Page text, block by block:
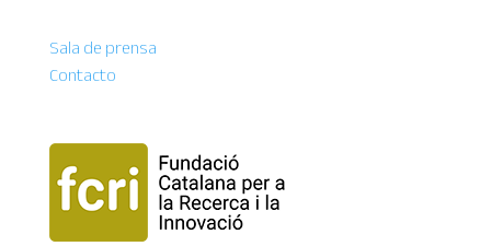
Sala de prensa
Contacto